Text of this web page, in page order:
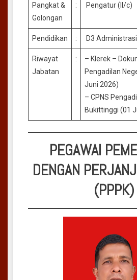
Pangkat &
Golongan
: Pengatur (II/c)
Pendidikan : D3
Riwayat
Jabatan
:
– Klerek –
Pengadilan
Juni 2026)
– CPNS
Bukittinggi (01
PEGAWAI
DENGAN
(PPPK)